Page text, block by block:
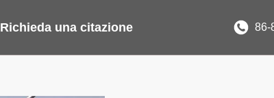
Richieda una citazione 86-